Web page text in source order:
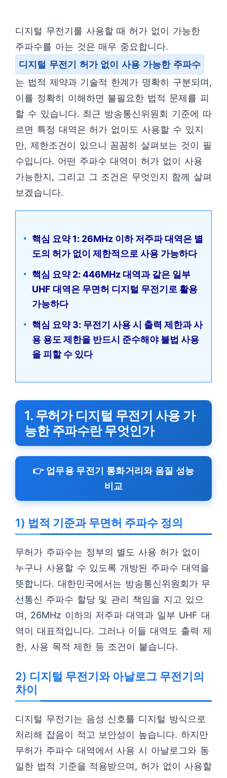
디지털 무전기를 사용할 때 허가 없이 가능한
주파수를 아는 것은 매우 중요합니다.
디지털 무전기 허가 없이 사용 가능한 주파수
는 법적 제약과 기술적 한계가 명확히 구분되며,
이를 정확히 이해하면 불필요한 법적 문제를 피
할 수 있습니다. 최근 방송통신위원회 기준에 따
르면 특정 대역은 허가 없이도 사용할 수 있지
만, 제한조건이 있으니 꼼꼼히 살펴보는 것이 필
수입니다. 어떤 주파수 대역이 허가 없이 사용
가능한지, 그리고 그 조건은 무엇인지 함께 살펴
보겠습니다.
핵심 요약 1: 26MHz 이하 저주파 대역은 별
도의 허가 없이 제한적으로 사용 가능하다
핵심 요약 2: 446MHz 대역과 같은 일부
UHF 대역은 무면허 디지털 무전기로 활용
가능하다
핵심 요약 3: 무전기 사용 시 출력 제한과 사
용 용도 제한을 반드시 준수해야 불법 사용
을 피할 수 있다
1. 무허가 디지털 무전기 사용 가
능한 주파수란 무엇인가
👉 업무용 무전기 통화거리와 음질 성능
비교
1) 법적 기준과 무면허 주파수 정의
무허가 주파수는 정부의 별도 사용 허가 없이
누구나 사용할 수 있도록 개방된 주파수 대역을
뜻합니다. 대한민국에서는 방송통신위원회가 무
선통신 주파수 할당 및 관리 책임을 지고 있으
며, 26MHz 이하의 저주파 대역과 일부 UHF 대
역이 대표적입니다. 그러나 이들 대역도 출력 제
한, 사용 목적 제한 등 조건이 붙습니다.
2) 디지털 무전기와 아날로그 무전기의
차이
디지털 무전기는 음성 신호를 디지털 방식으로
처리해 잡음이 적고 보안성이 높습니다. 하지만
무허가 주파수 대역에서 사용 시 아날로그와 동
일한 법적 기준을 적용받으며, 허가 없이 사용할